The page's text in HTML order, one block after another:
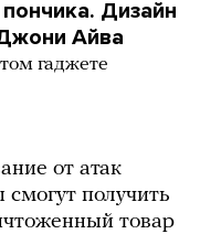
Дизайн
Айва
гаджете
от атак
получить
товар